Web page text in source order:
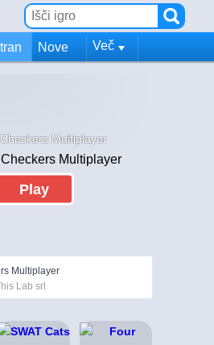
Nove Več
Multiplayer
Play
Multiplayer
Lab srl